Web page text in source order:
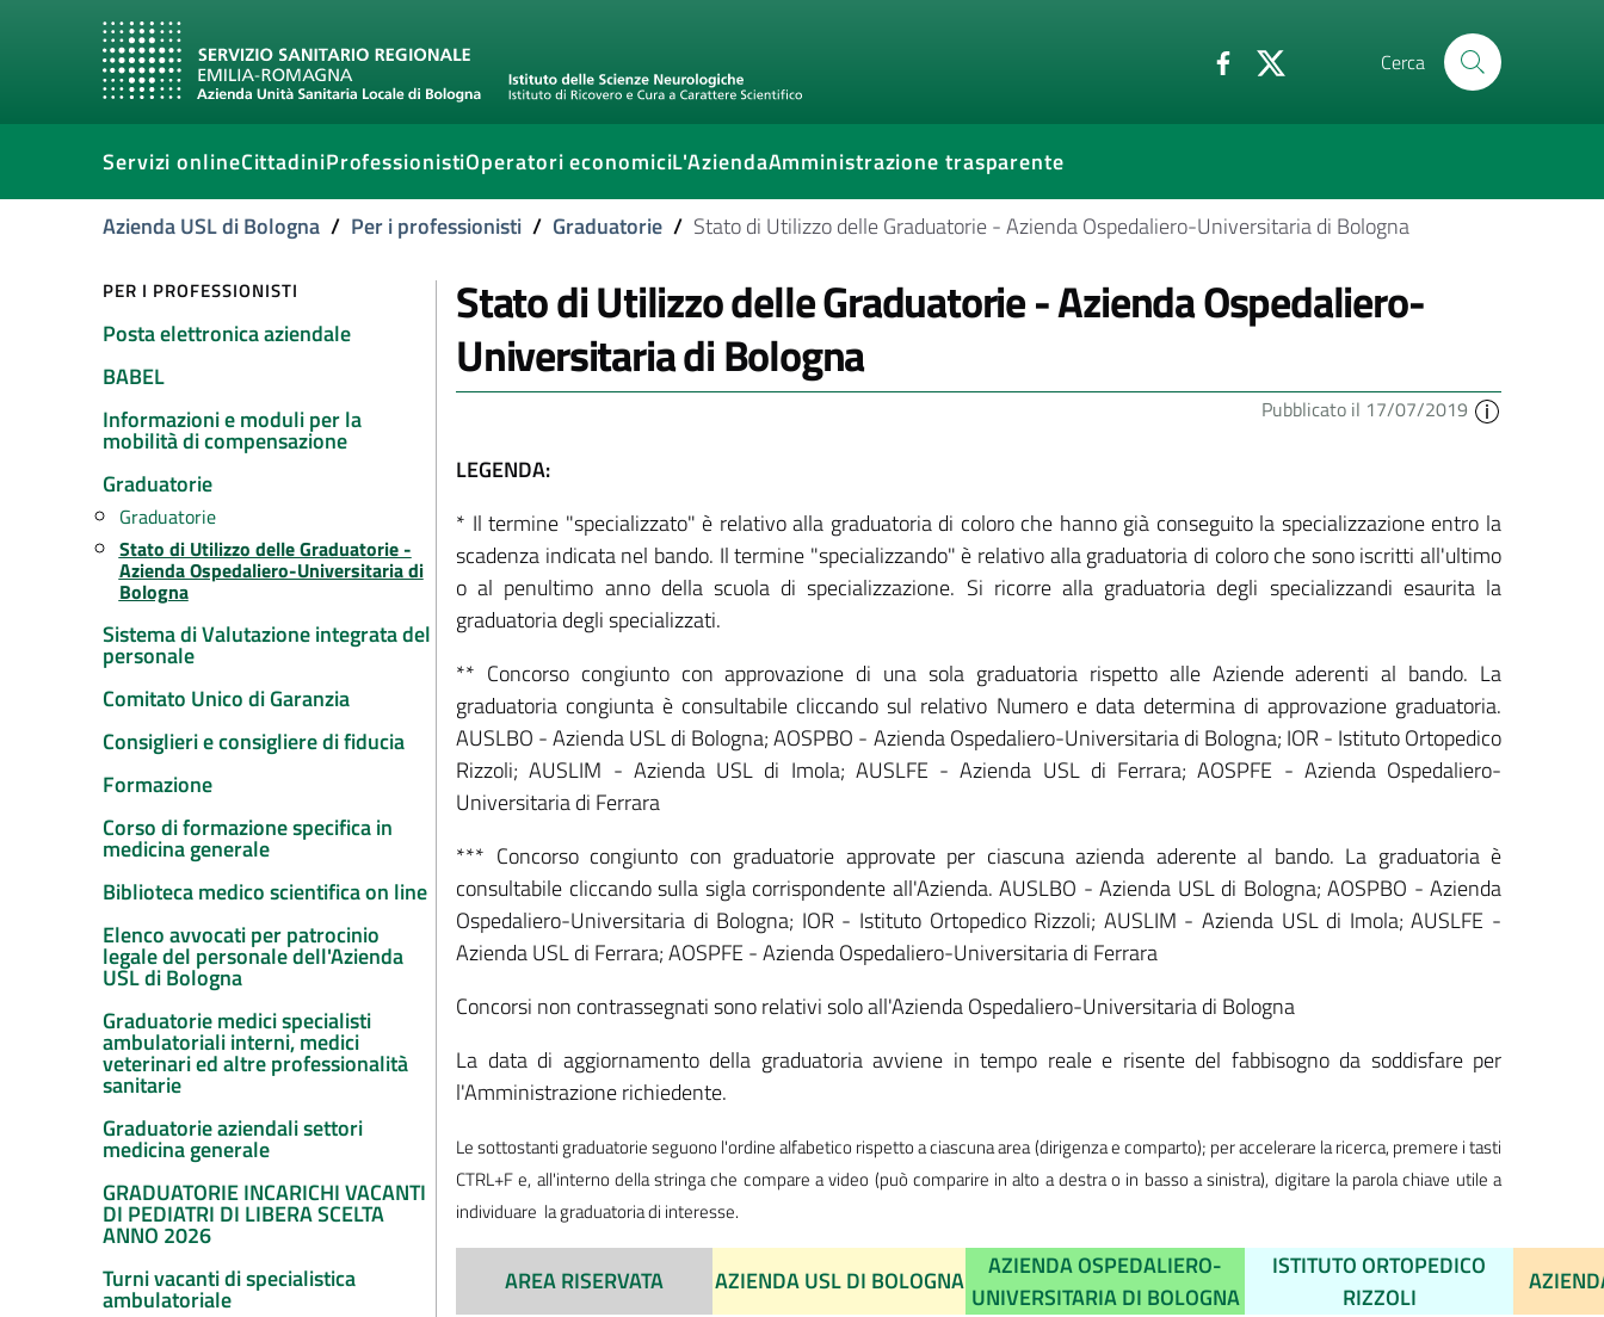
Cerca
Servizi onlineCittadiniProfessionistiOperatori economiciL'AziendaAmministrazione trasparente
Azienda USL di Bologna / Per i professionisti / Graduatorie / Stato di Utilizzo delle Graduatorie - Azienda Ospedaliero-Universitaria di Bologna
PER I PROFESSIONISTI
Posta elettronica aziendale
BABEL
Informazioni e moduli per la
mobilità di compensazione
Graduatorie
Graduatorie
Stato di Utilizzo delle Graduatorie -
Azienda Ospedaliero-Universitaria di
Bologna
Sistema di Valutazione integrata del
personale
Comitato Unico di Garanzia
Consiglieri e consigliere di fiducia
Formazione
Corso di formazione specifica in
medicina generale
Biblioteca medico scientifica on line
Elenco avvocati per patrocinio
legale del personale dell'Azienda
USL di Bologna
Graduatorie medici specialisti
ambulatoriali interni, medici
veterinari ed altre professionalità
sanitarie
Graduatorie aziendali settori
medicina generale
GRADUATORIE INCARICHI VACANTI
DI PEDIATRI DI LIBERA SCELTA
ANNO 2026
Turni vacanti di specialistica
ambulatoriale
Stato di Utilizzo delle Graduatorie - Azienda Ospedaliero-
Universitaria di Bologna
Pubblicato il 17/07/2019
LEGENDA:
* Il termine "specializzato" è relativo alla graduatoria di coloro che hanno già conseguito la specializzazione entro la
scadenza indicata nel bando. Il termine "specializzando" è relativo alla graduatoria di coloro che sono iscritti all'ultimo
o al penultimo anno della scuola di specializzazione. Si ricorre alla graduatoria degli specializzandi esaurita la
graduatoria degli specializzati.
** Concorso congiunto con approvazione di una sola graduatoria rispetto alle Aziende aderenti al bando. La
graduatoria congiunta è consultabile cliccando sul relativo Numero e data determina di approvazione graduatoria.
AUSLBO - Azienda USL di Bologna; AOSPBO - Azienda Ospedaliero-Universitaria di Bologna; IOR - Istituto Ortopedico
Rizzoli; AUSLIM - Azienda USL di Imola; AUSLFE - Azienda USL di Ferrara; AOSPFE - Azienda Ospedaliero-
Universitaria di Ferrara
*** Concorso congiunto con graduatorie approvate per ciascuna azienda aderente al bando. La graduatoria è
consultabile cliccando sulla sigla corrispondente all'Azienda. AUSLBO - Azienda USL di Bologna; AOSPBO - Azienda
Ospedaliero-Universitaria di Bologna; IOR - Istituto Ortopedico Rizzoli; AUSLIM - Azienda USL di Imola; AUSLFE -
Azienda USL di Ferrara; AOSPFE - Azienda Ospedaliero-Universitaria di Ferrara
Concorsi non contrassegnati sono relativi solo all'Azienda Ospedaliero-Universitaria di Bologna
La data di aggiornamento della graduatoria avviene in tempo reale e risente del fabbisogno da soddisfare per
l'Amministrazione richiedente.
Le sottostanti graduatorie seguono l'ordine alfabetico rispetto a ciascuna area (dirigenza e comparto); per accelerare la ricerca, premere i tasti
CTRL+F e, all'interno della stringa che compare a video (può comparire in alto a destra o in basso a sinistra), digitare la parola chiave utile a
individuare la graduatoria di interesse.
AREA RISERVATA AZIENDA USL DI BOLOGNA
AZIENDA OSPEDALIERO-
UNIVERSITARIA DI BOLOGNA
ISTITUTO ORTOPEDICO
RIZZOLI